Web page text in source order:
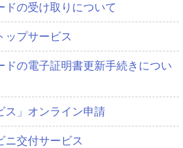
ドの受け取りについて
ップサービス
ドの電子証明書更新手続きについ
ス」オンライン申請
ニ交付サービス